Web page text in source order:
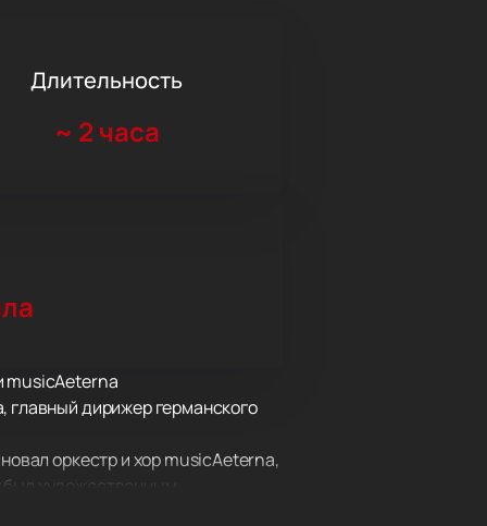
Длительность
~ 2 часа
musicAeterna
главный дирижер германского
оркестр и хор musicAeterna,
художественным
Будучи художественным